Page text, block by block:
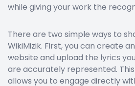
while giving your work the
There are two simple ways to
WikiMizik. First, you can create
website and upload the lyrics
are accurately represented.
allows you to engage directly